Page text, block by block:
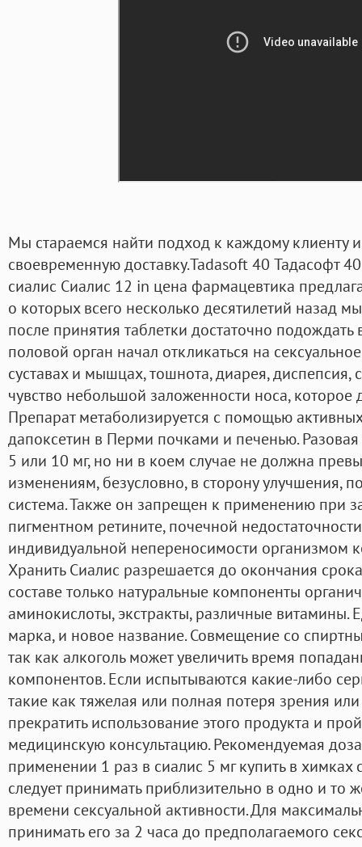
Мы стараемся найти подход к каждому клиенту
своевременную доставку.Tadasoft 40 Тадасофт
сиалис Сиалис 12 in цена фармацевтика
о которых всего несколько десятилетий назад
после принятия таблетки достаточно подождать
половой орган начал откликаться на
суставах и мышцах, тошнота, диарея, диспепсия,
чувство небольшой заложенности носа, которое
Препарат метаболизируется с помощью
дапоксетин в Перми почками и печенью.
5 или 10 мг, но ни в коем случае не должна
изменениям, безусловно, в сторону улучшения,
система. Также он запрещен к применению при
пигментном ретините, почечной
индивидуальной непереносимости организмом
Хранить Сиалис разрешается до окончания
составе только натуральные компоненты
аминокислоты, экстракты, различные витамины.
марка, и новое название. Совмещение со
так как алкоголь может увеличить время
компонентов. Если испытываются какие-либо
такие как тяжелая или полная потеря зрения
прекратить использование этого продукта и
медицинскую консультацию. Рекомендуемая
применении 1 раз в сиалис 5 мг купить в химках
следует принимать приблизительно в одно и то
времени сексуальной активности. Для
принимать его за 2 часа до предполагаемого